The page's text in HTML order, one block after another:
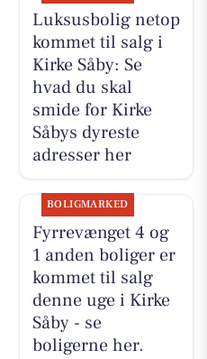
Luksusbolig netop
kommet til salg i
Kirke Såby: Se
hvad du skal
smide for Kirke
Såbys dyreste
adresser her
BOLIGMARKED
Fyrrevænget 4 og
1 anden boliger er
kommet til salg
denne uge i Kirke
Såby - se
boligerne her.